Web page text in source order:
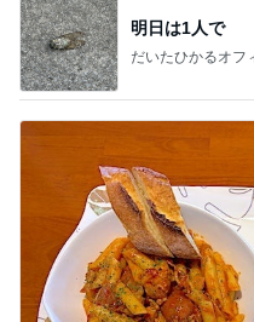
明日は1人で
だいたひかるオフ